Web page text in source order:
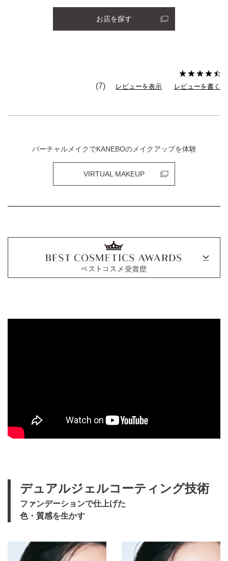
お店を探す
(7) レビューを表示 レビューを書く
バーチャルメイクでKANEBOのメイクアップを体験
VIRTUAL MAKEUP
デュアルジェルコーティング技術
ファンデーションで仕上げた
色・質感を生かす